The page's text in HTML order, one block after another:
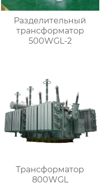
Разделительный
трансформатор
500WGL-2
Трансформатор
800WGL